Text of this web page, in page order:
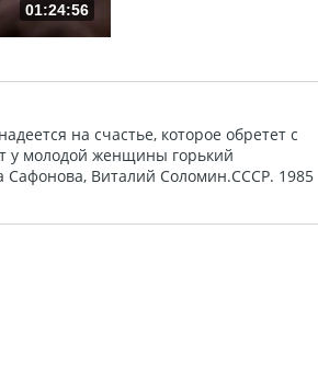
01:24:56
на счастье, которое обретет с
у молодой женщины горький
Сафонова, Виталий Соломин.СССР. 1985